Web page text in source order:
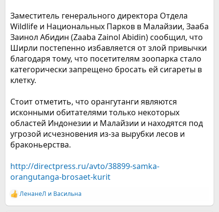
Заместитель генерального директора Отдела
Wildlife и Национальных Парков в Малайзии, Зааба
Заинол Абидин (Zaaba Zainol Abidin) сообщил, что
Ширли постепенно избавляется от злой привычки
благодаря тому, что посетителям зоопарка стало
категорически запрещено бросать ей сигареты в
клетку.
Стоит отметить, что орангутанги являются
исконными обитателями только некоторых
областей Индонезии и Малайзии и находятся под
угрозой исчезновения из-за вырубки лесов и
браконьерства.
http://directpress.ru/avto/38899-samka-
orangutanga-brosaet-kurit
Р
е
ЛенанеЛ и Васильна